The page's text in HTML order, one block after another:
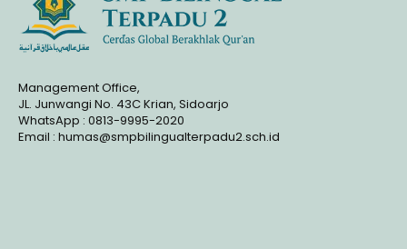
Management Office,
JL. Junwangi No. 43C Krian, Sidoarjo
WhatsApp : 0813-9995-2020
Email : humas@smpbilingualterpadu2.sch.id